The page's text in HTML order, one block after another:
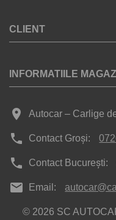
CLIENT
INFORMATIILE
place Autocar – Carlige
phone Contact Groși:
phone Contact București:
mail Email:
© 2026 SC